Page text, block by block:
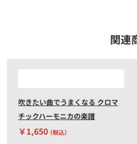
関連
吹きたい曲でうまくなる クロマ
チックハーモニカの楽譜
￥1,650（税込）